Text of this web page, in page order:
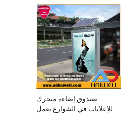
صندوق إضاءة متحرك
للإعلانات في الشوارع يعمل